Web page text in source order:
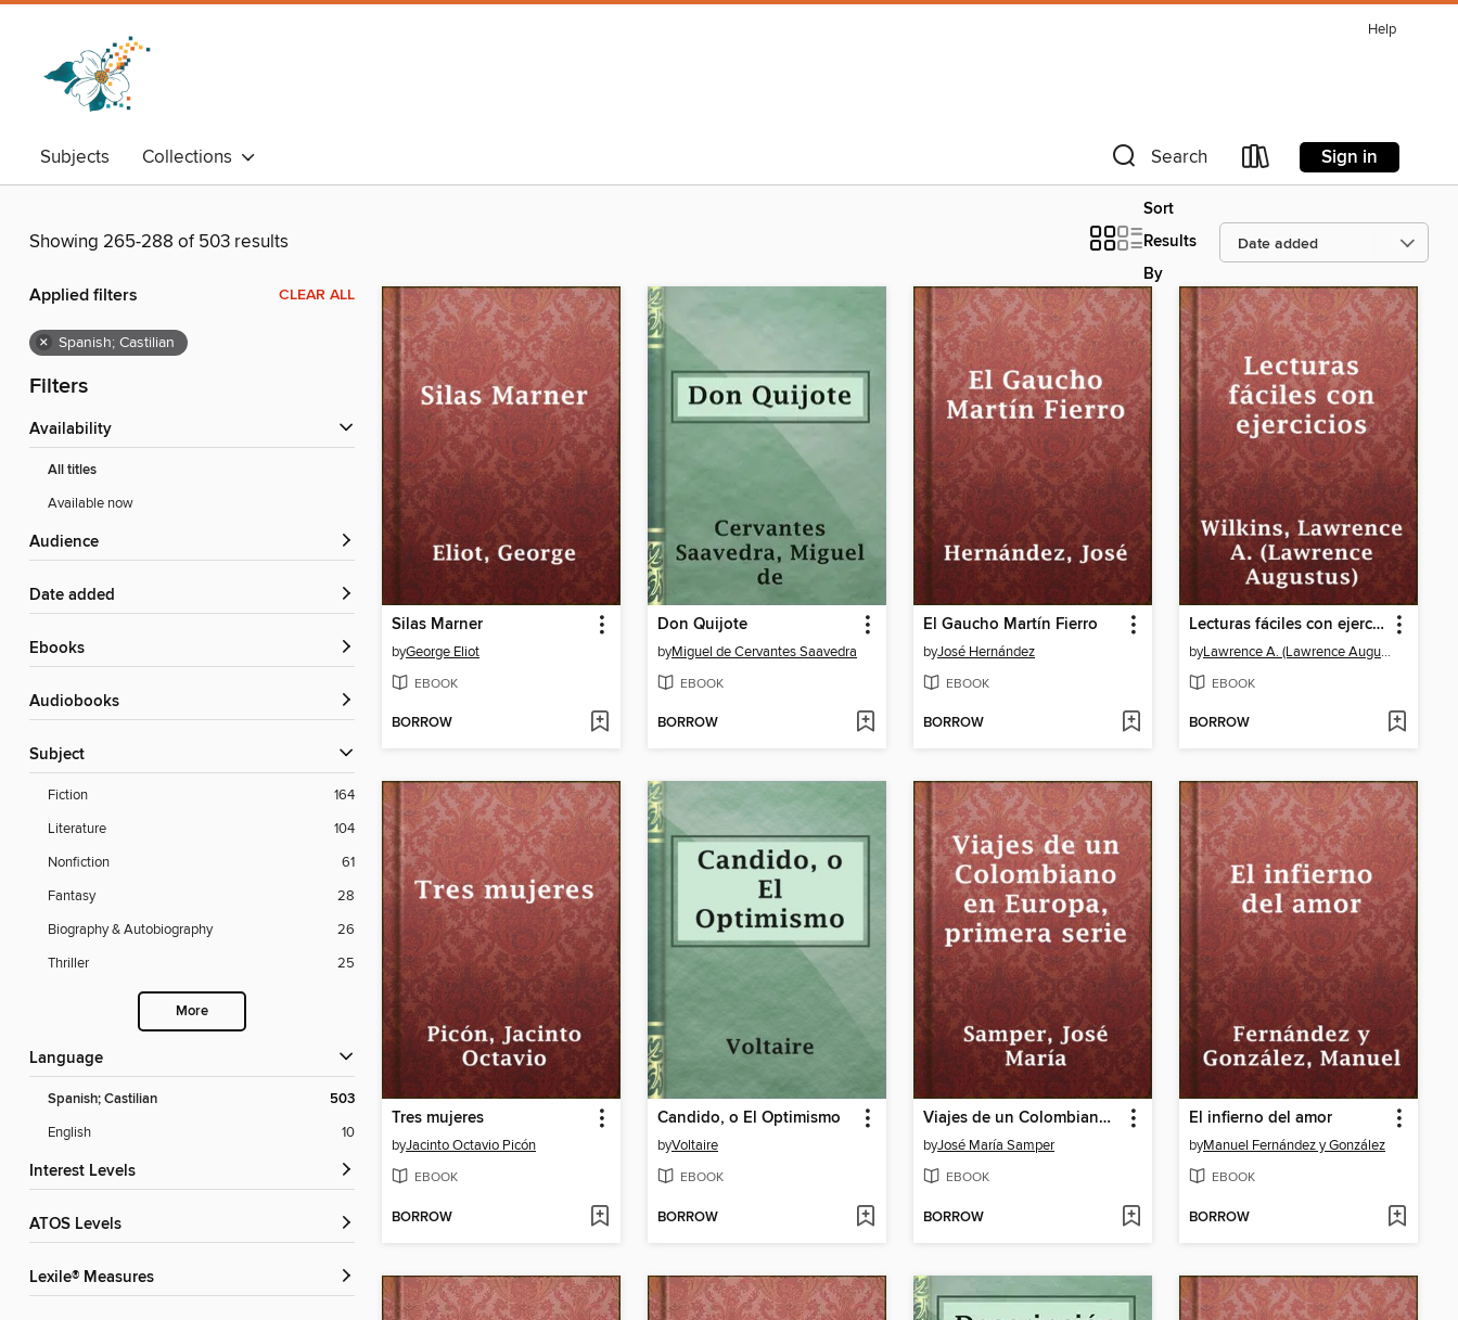
Help
Subjects Collections Search Sign in
Showing 265-288 of 503 results
Sort
Results
By
Applied filters CLEAR ALL
× Spanish; Castilian
Filters
Availability
All titles
Available now
Audience
Date added
ebooks
Audiobooks
Subject
Fiction
164
Literature
104
Nonfiction
61
Fantasy
28
Biography & Autobiography
26
Thriller
25
More
Language
Spanish; Castilian 503
English 10
Interest Levels
ATOS Levels
Lexile® Measures
Silas Marner
byGeorge Eliot
EBOOK
BORROW
Don Quijote
byMiguel de Cervantes Saavedra
EBOOK
BORROW
El Gaucho Martín Fierro
byJosé Hernández
EBOOK
BORROW
Lecturas fáciles con ejercicios
by Lawrence A. (Lawrence Augustus) Wilkins
EBOOK
BORROW
Tres mujeres
byJacinto Octavio Picón
EBOOK
BORROW
Candido, o El Optimismo
byVoltaire
EBOOK
BORROW
Viajes de un Colombiano en Europa, primera serie
byJosé María Samper
EBOOK
BORROW
El infierno del amor
byManuel Fernández y González
EBOOK
BORROW